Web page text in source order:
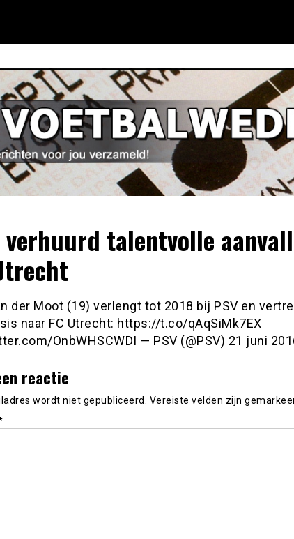
verhuurd talentvolle
der Moot (19) verlengt tot 2018 bij PSV en
naar FC Utrecht: https://t.co/qAqSiMk7EX
OnbWHSCWDI — PSV (@PSV) 21 juni
reactie
wordt niet gepubliceerd. Vereiste velden zijn